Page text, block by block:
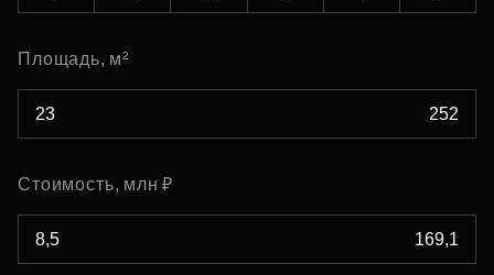
Площадь, м²
Стоимость, млн ₽